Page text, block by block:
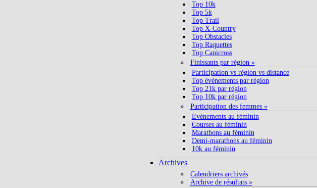
Top 10k
Top 5k
Top Trail
Top X-Country
Top Obstacles
Top Raquettes
Top Canicross
Finissants par région »
Participation vs région vs distance
Top événements par région
Top 21k par région
Top 10k par région
Participation des femmes »
Evénements au féminin
Courses au féminin
Marathons au féminin
Demi-marathons au féminin
10k au féminin
Archives
Calendriers archivés
Archive de résultats »